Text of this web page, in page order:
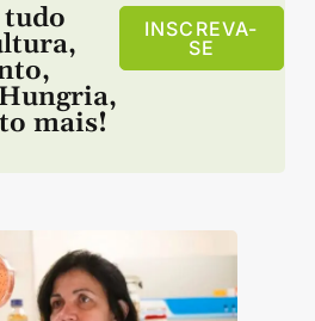
,
,
,
mais!
INSCREVA-
SE